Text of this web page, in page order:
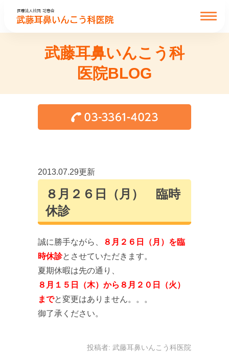
武藤耳鼻いんこう科
医院BLOG
2013.07.29更新
８月２６日（月） 臨時
休診
誠に勝手ながら、
８月２６日（月）を臨
時休診とさせていただきます。
夏期休暇は先の通り、
８月１５日（木）から８月２０日（火）
までと変更はありません。。。
御了承ください。
投稿者: 武藤耳鼻いんこう科医院